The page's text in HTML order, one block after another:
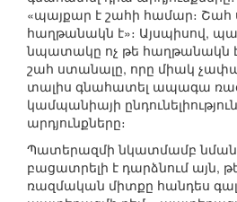
«պայքար է շահի համար։ Շահ
հաղթանակն է»։ Այսպիսով,
նպատակը ոչ թե հաղթանակն է,
շահ ստանալը, որը միակ
տալիս գնահատել ապագա
կամպանիայի
արդյունքները։
Պատերազմի նկատմամբ նման
բացատրելի է դարձնում այն,
ռազմական միտքը հանդես